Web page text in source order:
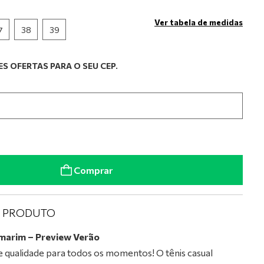
38 39
Ver tabela de medidas
OFERTAS PARA O SEU CEP.
Comprar
PRODUTO
– Preview Verão
para todos os momentos! O tênis casual